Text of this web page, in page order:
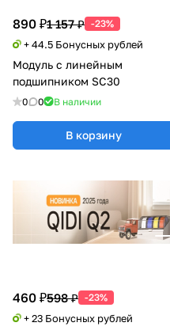
890 ₽1 157 ₽ -23%
+ 44.5 Бонусных рублей
Модуль с линейным
подшипником SC30
0 0 В наличии
В корзину
460 ₽598 ₽ -23%
+ 23 Бонусных рублей